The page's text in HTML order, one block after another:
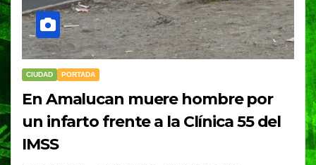
CIUDAD PORTADA
En Amalucan muere hombre por
un infarto frente a la Clínica 55 del
IMSS